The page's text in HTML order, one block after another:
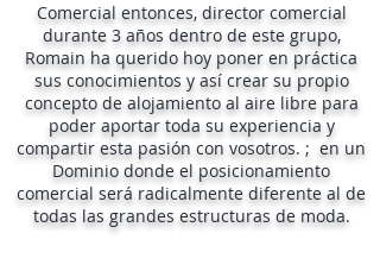
Comercial entonces, director comercial
durante 3 años dentro de este grupo,
Romain ha querido hoy poner en práctica
sus conocimientos y así crear su propio
concepto de alojamiento al aire libre para
poder aportar toda su experiencia y
compartir esta pasión con vosotros. ; en un
Dominio donde el posicionamiento
comercial será radicalmente diferente al de
todas las grandes estructuras de moda.